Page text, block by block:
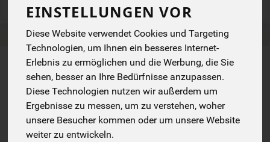
EINSTELLUNGEN VOR
Diese Website verwendet Cookies und Targeting
Technologien, um Ihnen ein besseres Internet-
Erlebnis zu ermöglichen und die Werbung, die Sie
sehen, besser an Ihre Bedürfnisse anzupassen.
Diese Technologien nutzen wir außerdem um
Ergebnisse zu messen, um zu verstehen, woher
unsere Besucher kommen oder um unsere Website
weiter zu entwickeln.
Backwaren Wulksfelder Brot
Produkte Backwaren Wulksfelder Brot
PRODUKT
"WULKSFELDER
ROGGEN 1 KG"
NICHT